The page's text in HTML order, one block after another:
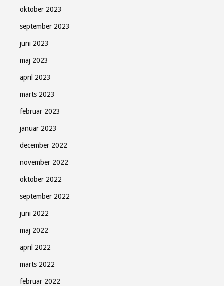
oktober 2023
september 2023
juni 2023
maj 2023
april 2023
marts 2023
februar 2023
januar 2023
december 2022
november 2022
oktober 2022
september 2022
juni 2022
maj 2022
april 2022
marts 2022
februar 2022